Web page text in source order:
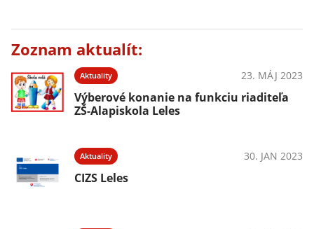
Zoznam aktualít:
Aktuality 23. MÁJ 2023
Výberové konanie na funkciu riaditeľa
ZŠ-Alapiskola Leles
Aktuality 30. JAN 2023
CIZS Leles